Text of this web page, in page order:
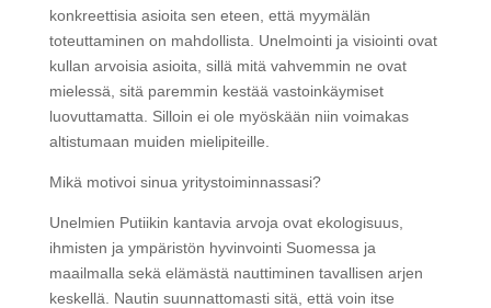
konkreettisia asioita sen eteen, että myymälän
toteuttaminen on mahdollista. Unelmointi ja visiointi ovat
kullan arvoisia asioita, sillä mitä vahvemmin ne ovat
mielessä, sitä paremmin kestää vastoinkäymiset
luovuttamatta. Silloin ei ole myöskään niin voimakas
altistumaan muiden mielipiteille.
Mikä motivoi sinua yritystoiminnassasi?
Unelmien Putiikin kantavia arvoja ovat ekologisuus,
ihmisten ja ympäristön hyvinvointi Suomessa ja
maailmalla sekä elämästä nauttiminen tavallisen arjen
keskellä. Nautin suunnattomasti sitä, että voin itse